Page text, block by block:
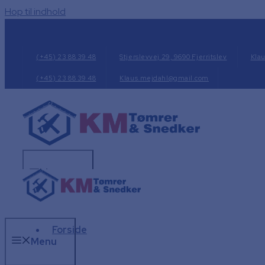
Hop til indhold
(+45) 23 88 39 48 Stjerslevvej 29, 9690 Fjerritslev
(+45) 23 88 39 48 Klaus.mejdahl@gmail.com
Menu
Forside
Menu